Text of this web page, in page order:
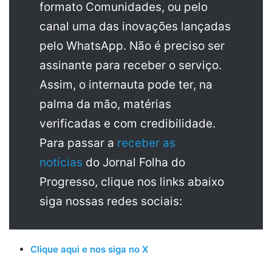
formato Comunidades, ou pelo
canal uma das inovações lançadas
pelo WhatsApp. Não é preciso ser
assinante para receber o serviço.
Assim, o internauta pode ter, na
palma da mão, matérias
verificadas e com credibilidade.
Para passar a receber as
notícias do Jornal Folha do
Progresso, clique nos links abaixo
siga nossas redes sociais:
Clique aqui e nos siga no X